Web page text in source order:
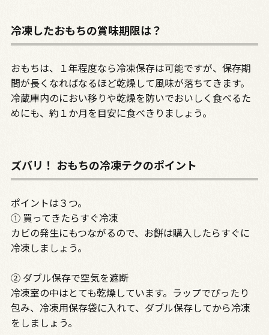
冷凍したおもちの賞味期限は？
おもちは、１年程度なら冷凍保存は可能ですが、保存期
間が長くなればなるほど乾燥して風味が落ちてきます。
冷蔵庫内のにおい移りや乾燥を防いでおいしく食べるた
めにも、約１か月を目安に食べきりましょう。
ズバリ！ おもちの冷凍テクのポイント
ポイントは３つ。
① 買ってきたらすぐ冷凍
カビの発生にもつながるので、お餅は購入したらすぐに
冷凍しましょう。
② ダブル保存で空気を遮断
冷凍室の中はとても乾燥しています。ラップでぴったり
包み、冷凍用保存袋に入れて、ダブル保存してから冷凍
をしましょう。